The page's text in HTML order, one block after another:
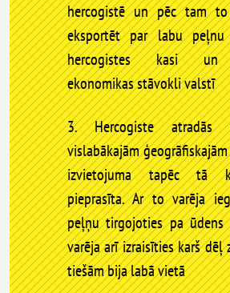
hercogistē un pēc tam
eksportēt par labu peļnu
hercogistes kasi un
ekonomikas stāvokli valstī
3. Hercogiste atradās
vislabākajām
izvietojuma tapēc tā
pieprasīta. Ar to varēja
peļņu tirgojoties pa ūdens
varēja arī izraisīties karš dēļ
tiešām bija labā vietā